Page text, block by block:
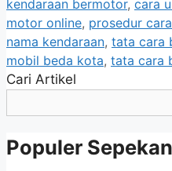
kendaraan bermotor, cara
motor online, prosedur
nama kendaraan, tata cara
mobil beda kota, tata cara
Cari Artikel
Populer Sepekan